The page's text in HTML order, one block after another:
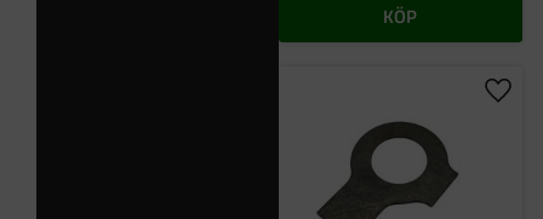
KÖP
Lägg